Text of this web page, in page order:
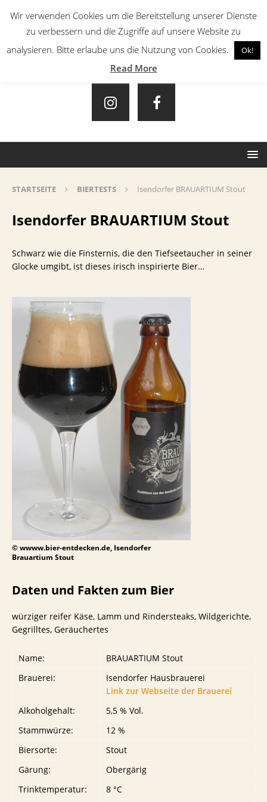
STARTSEITE BIERTESTS Isendorfer BRAUARTIUM Stout
Isendorfer BRAUARTIUM Stout
Schwarz wie die Finsternis, die den Tiefseetaucher in seiner
Glocke umgibt, ist dieses irisch inspirierte Bier…
© wwww.bier-entdecken.de, Isendorfer
Brauartium Stout
Daten und Fakten zum Bier
würziger reifer Käse, Lamm und Rindersteaks, Wildgerichte,
Gegrilltes, Geräuchertes
Name:
BRAUARTIUM Stout
Brauerei:
Isendorfer Hausbrauerei
Link zur Webseite der Brauerei
Alkoholgehalt:
5,5 % Vol.
Stammwürze:
12 %
Biersorte:
Stout
Gärung:
Obergärig
Trinktemperatur:
8 °C
Wir verwenden Cookies um die Bereitstellung unserer Dienste
zu verbessern und die Zugriffe auf unsere Website zu
analysieren. Bitte erlaube uns die Nutzung von Cookies.
Ok!
Read More